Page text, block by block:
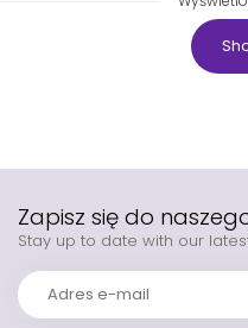
Zapisz się do
Stay up to date with our